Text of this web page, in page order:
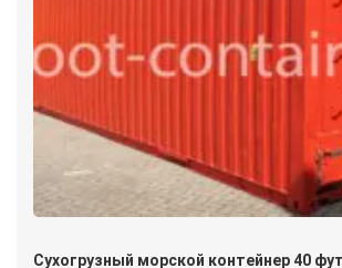
Сухогрузный морской контейнер 40